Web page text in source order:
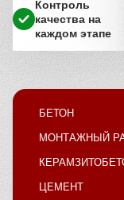
Контроль
качества на
каждом этапе
БЕТОН
МОНТАЖНЫЙ
ЦЕМЕНТ